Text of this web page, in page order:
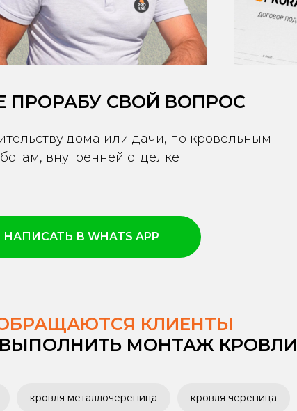
ПРОРАБУ СВОЙ ВОПРОС
дома или дачи, по кровельным
внутренней отделке
НАПИСАТЬ В WHATS APP
КЛИЕНТЫ
МОНТАЖ КРОВЛИ
кровля металлочерепица кровля черепица